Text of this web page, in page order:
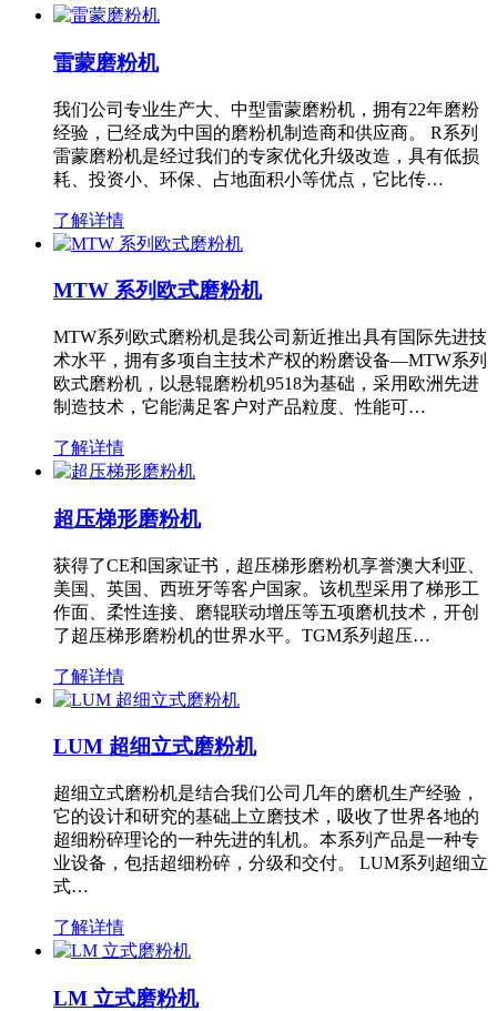
雷蒙磨粉机
我们公司专业生产大、中型雷蒙磨粉机，拥有22年磨粉
经验，已经成为中国的磨粉机制造商和供应商。 R系列
雷蒙磨粉机是经过我们的专家优化升级改造，具有低损
耗、投资小、环保、占地面积小等优点，它比传…
了解详情
MTW 系列欧式磨粉机
MTW系列欧式磨粉机是我公司新近推出具有国际先进技
术水平，拥有多项自主技术产权的粉磨设备—MTW系列
欧式磨粉机，以悬辊磨粉机9518为基础，采用欧洲先进
制造技术，它能满足客户对产品粒度、性能可…
了解详情
超压梯形磨粉机
获得了CE和国家证书，超压梯形磨粉机享誉澳大利亚、
美国、英国、西班牙等客户国家。该机型采用了梯形工
作面、柔性连接、磨辊联动增压等五项磨机技术，开创
了超压梯形磨粉机的世界水平。TGM系列超压…
了解详情
LUM 超细立式磨粉机
超细立式磨粉机是结合我们公司几年的磨机生产经验，
它的设计和研究的基础上立磨技术，吸收了世界各地的
超细粉碎理论的一种先进的轧机。本系列产品是一种专
业设备，包括超细粉碎，分级和交付。 LUM系列超细立
式…
了解详情
LM 立式磨粉机